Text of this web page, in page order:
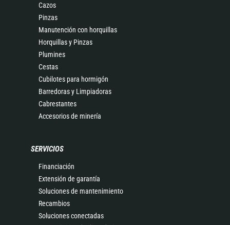
Cazos
Pinzas
Manutención con horquillas
Horquillas y Pinzas
Plumines
Cestas
Cubilotes para hormigón
Barredoras y Limpiadoras
Cabrestantes
Accesorios de minería
SERVICIOS
Financiación
Extensión de garantía
Soluciones de mantenimiento
Recambios
Soluciones conectadas